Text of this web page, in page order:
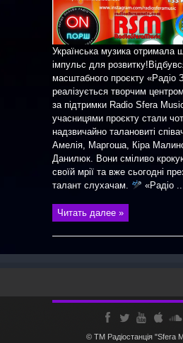
Українська музика отримала
імпульс для
масштабного проєкту «Радіо
реалізується творчим
за підтримки Radio Sfera
учасницями проєкту стали
надзвичайно талановиті
Амелія, Маргоша, Кіра
Данилюк. Вони сміливо
своїй мрії та вже сьогодні
талант слухачам.
«Радіо
Читать далее »
© ТМ Радiостанцiя "Sfera